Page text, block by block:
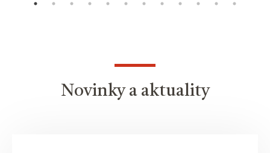
Novinky a aktuality